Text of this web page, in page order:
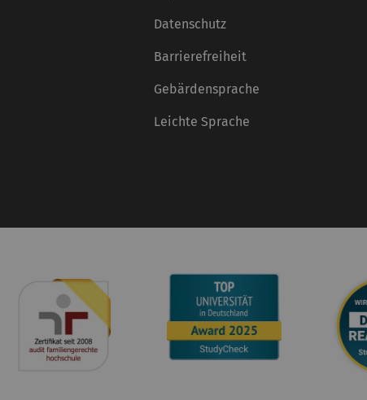
Datenschutz
Barrierefreiheit
Gebärdensprache
Leichte Sprache